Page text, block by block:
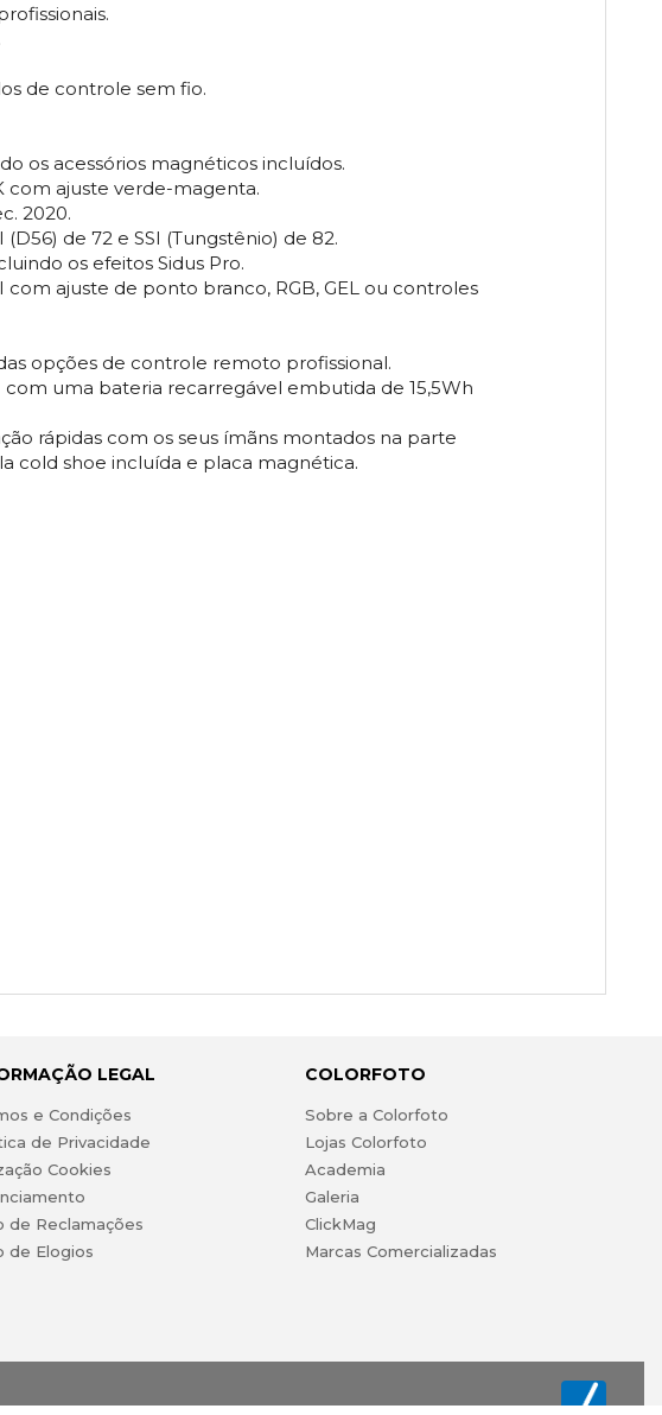
de controle sem fio.
os acessórios magnéticos incluídos.
com ajuste verde-magenta.
2020.
de 72 e SSI (Tungstênio) de 82.
os efeitos Sidus Pro.
ajuste de ponto branco, RGB, GEL ou controles
opções de controle remoto profissional.
uma bateria recarregável embutida de 15,5Wh
rápidas com os seus ímãns montados na parte
cold shoe incluída e placa magnética.
LEGAL
e Condições
de Privacidade
Cookies
de Reclamações
de Elogios
COLORFOTO
Sobre a Colorfoto
Lojas Colorfoto
Academia
Galeria
ClickMag
Marcas Comercializadas